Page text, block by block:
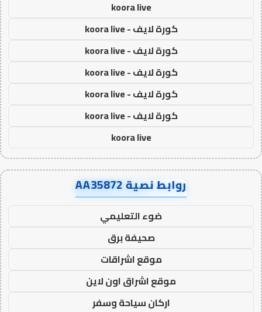
koora live
كورة لايف - koora live
كورة لايف - koora live
كورة لايف - koora live
كورة لايف - koora live
كورة لايف - koora live
koora live
روابط نصية AA35872
ضوء التعليمي
صحيفة برق
موقع اشراقات
موقع اشراق اون لاين
اركان سياحة وسفر